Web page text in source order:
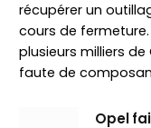
récupérer un
cours de
plusieurs milliers
faute de
Opel